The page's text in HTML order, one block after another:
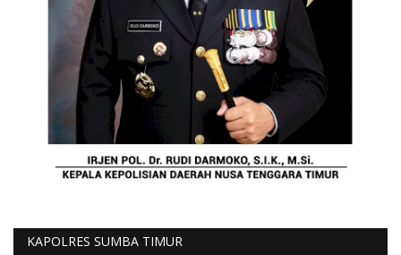
KAPOLRES SUMBA TIMUR